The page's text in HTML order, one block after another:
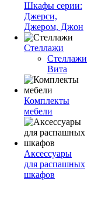
Шкафы серии:
Джерси,
Джером, Джон
Стеллажи
Стеллажи
Вита
Комплекты
мебели
Аксессуары
для распашных
шкафов